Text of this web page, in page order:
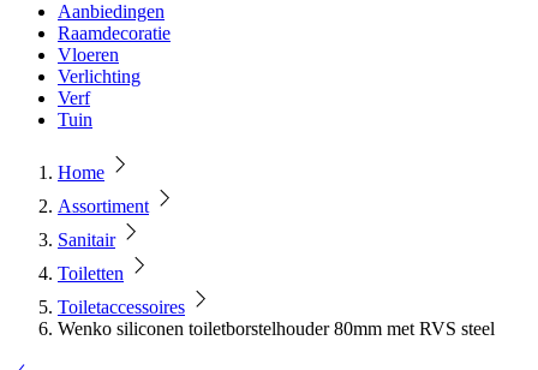
Aanbiedingen
Raamdecoratie
Vloeren
Verlichting
Verf
Tuin
Home
Assortiment
Sanitair
Toiletten
Toiletaccessoires
Wenko siliconen toiletborstelhouder 80mm met RVS steel